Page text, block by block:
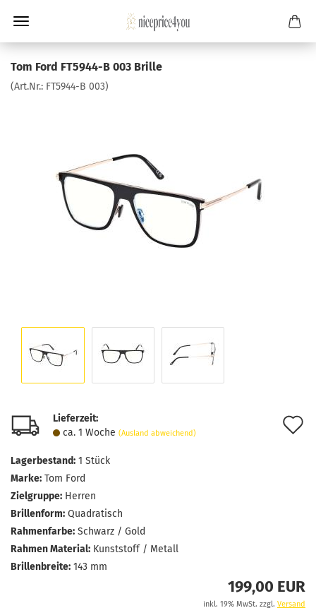
Tom Ford FT5944-B 003 Brille
(Art.Nr.: FT5944-B 003)
Lieferzeit:
ca. 1 Woche (Ausland abweichend)
Lagerbestand: 1 Stück
Marke: Tom Ford
Zielgruppe: Herren
Brillenform: Quadratisch
Rahmenfarbe: Schwarz / Gold
Rahmen Material: Kunststoff / Metall
Brillenbreite: 143 mm
199,00 EUR
inkl. 19% MwSt. zzgl. Versand